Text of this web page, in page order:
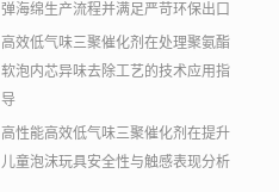
弹海绵生产流程并满足严苛环保出口
高效低气味三聚催化剂在处理聚氨酯
软泡内芯异味去除工艺的技术应用指
导
高性能高效低气味三聚催化剂在提升
儿童泡沫玩具安全性与触感表现分析